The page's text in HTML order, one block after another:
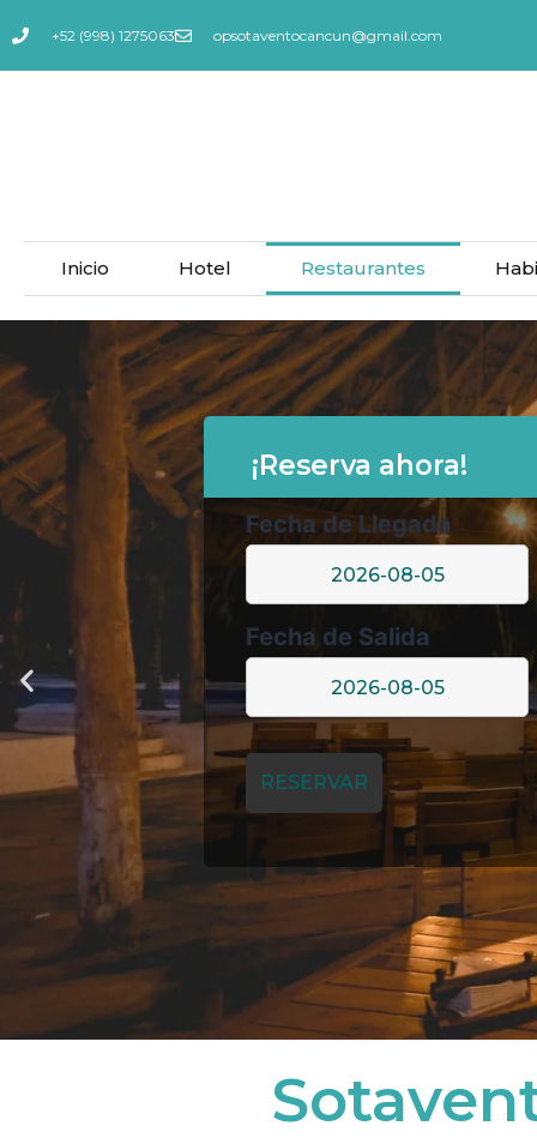
+52 (998) 1275063 opsotaventocancun@gmail.com
Inicio Hotel Restaurantes
¡Reserva ahora!
Fecha de Llegada
Fecha de Salida